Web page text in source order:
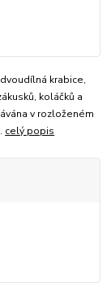
krabice,
koláčků a
v rozloženém
celý popis